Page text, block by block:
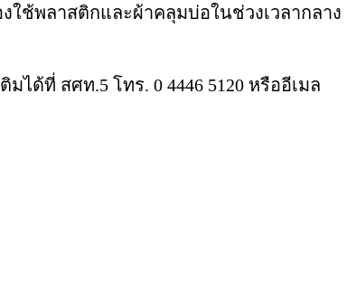
ใช้พลาสติกและผ้าคลุมบ่อในช่วงเวลากลาง
ด้ที่ สศท.5 โทร. 0 4446 5120 หรืออีเมล